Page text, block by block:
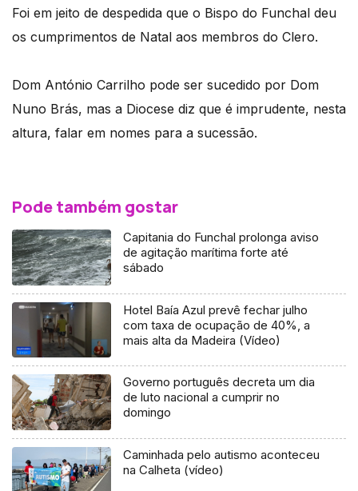
Foi em jeito de despedida que o Bispo do Funchal deu
os cumprimentos de Natal aos membros do Clero.
Dom António Carrilho pode ser sucedido por Dom
Nuno Brás, mas a Diocese diz que é imprudente, nesta
altura, falar em nomes para a sucessão.
Pode também gostar
Capitania do Funchal prolonga aviso
de agitação marítima forte até
sábado
Hotel Baía Azul prevê fechar julho
com taxa de ocupação de 40%, a
mais alta da Madeira (Vídeo)
Governo português decreta um dia
de luto nacional a cumprir no
domingo
Caminhada pelo autismo aconteceu
na Calheta (vídeo)